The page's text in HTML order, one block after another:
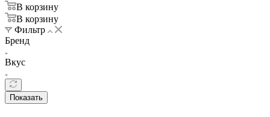
В корзину
В корзину
Фильтр
Бренд
Вкус
Показать